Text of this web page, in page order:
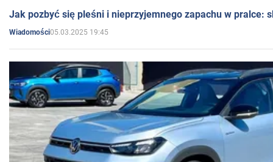
Jak pozbyć się pleśni i nieprzyjemnego zapachu w pralce:
Wiadomości05.03.2025 19:45